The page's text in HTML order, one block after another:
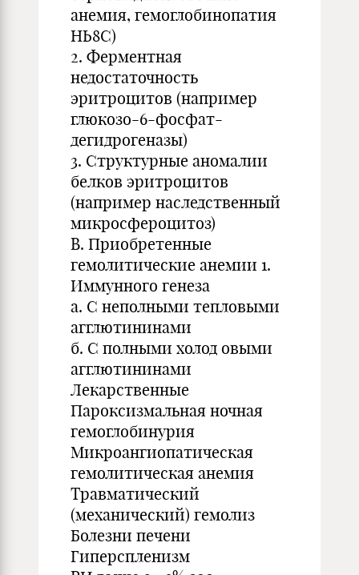
анемия, гемоглобинопатия
НЬ8С)
2. Ферментная
недостаточность
эритроцитов (например
глюкозо-6-фосфат-
дегидрогеназы)
3. Структурные аномалии
белков эритроцитов
(например наследственный
микросфероцитоз)
В. Приобретенные
гемолитические анемии 1.
Иммунного генеза
а. С неполными тепловыми
агглютининами
б. С полными холод овыми
агглютининами
Лекарственные
Пароксизмальная ночная
гемоглобинурия
Микроангиопатическая
гемолитическая анемия
Травматический
(механический) гемолиз
Болезни печени
Гиперспленизм